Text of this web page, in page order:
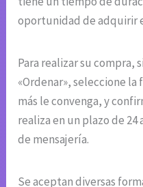
oportunidad de adquirir
Para realizar su compra,
«Ordenar», seleccione
más le convenga, y
realiza en un plazo de 24
de mensajería.
Se aceptan diversas